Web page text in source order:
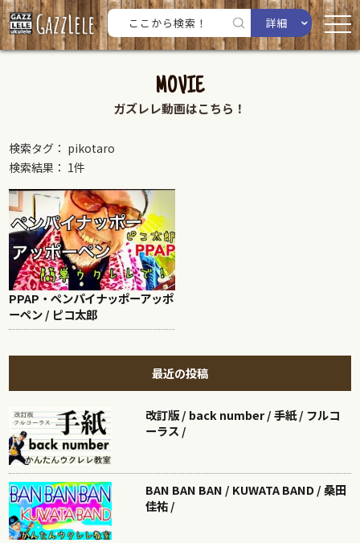
詳細
MOVIE
ガズレレ動画はこちら！
検索タグ： pikotaro
検索結果： 1件
PPAP・ペンパイナッポーアッポ
ーペン / ピコ太郎
最近の投稿
改訂版 / back number / 手紙 / フルコ
ーラス /
BAN BAN BAN / KUWATA BAND / 桑田
佳祐 /